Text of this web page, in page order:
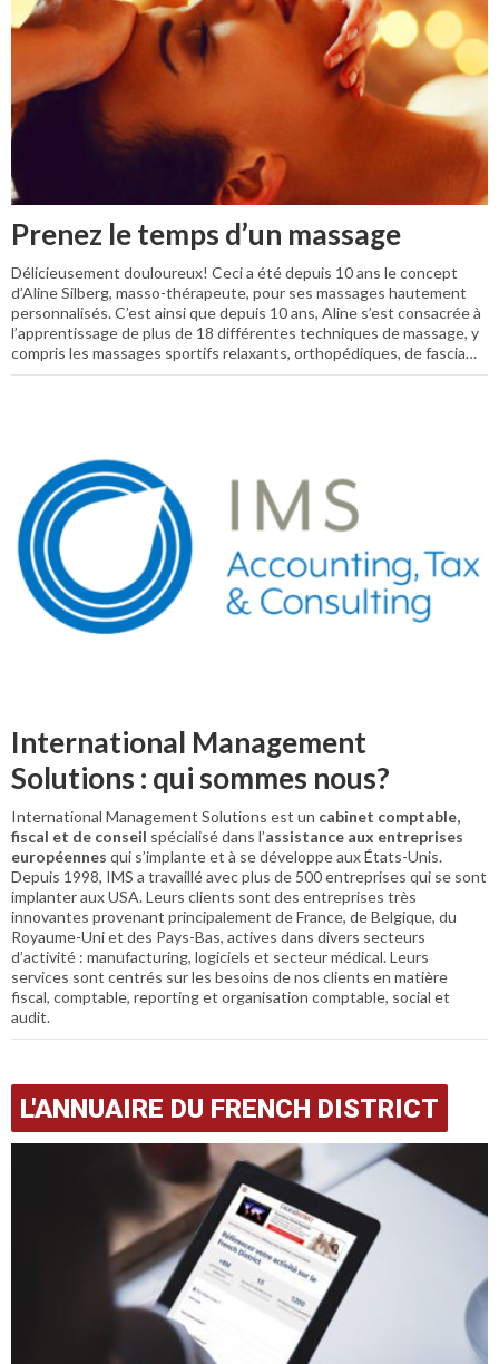
Prenez le temps d’un massage
Délicieusement douloureux! Ceci a été depuis 10 ans le concept
d’Aline Silberg, masso-thérapeute, pour ses massages hautement
personnalisés. C’est ainsi que depuis 10 ans, Aline s’est consacrée à
l’apprentissage de plus de 18 différentes techniques de massage, y
compris les massages sportifs relaxants, orthopédiques, de fascia…
International Management
Solutions : qui sommes nous?
International Management Solutions est un cabinet comptable,
fiscal et de conseil spécialisé dans l’assistance aux entreprises
européennes qui s’implante et à se développe aux États-Unis.
Depuis 1998, IMS a travaillé avec plus de 500 entreprises qui se sont
implanter aux USA. Leurs clients sont des entreprises très
innovantes provenant principalement de France, de Belgique, du
Royaume-Uni et des Pays-Bas, actives dans divers secteurs
d’activité : manufacturing, logiciels et secteur médical. Leurs
services sont centrés sur les besoins de nos clients en matière
fiscal, comptable, reporting et organisation comptable, social et
audit.
L'ANNUAIRE DU FRENCH DISTRICT